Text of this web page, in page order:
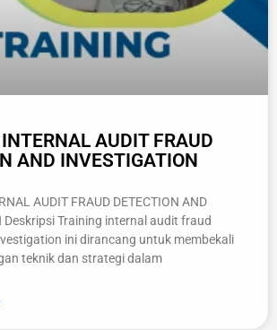
AUDIT FRAUD
AND INVESTIGATION
AUDIT FRAUD DETECTION AND
Deskripsi Training internal audit fraud
ini dirancang untuk membekali
teknik dan strategi dalam